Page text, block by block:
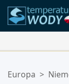
Twoja lista
Europa >